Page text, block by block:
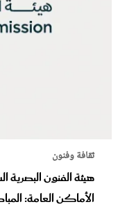
ثقافة وفنون
هيئة الفنون
الأماكن العامة: